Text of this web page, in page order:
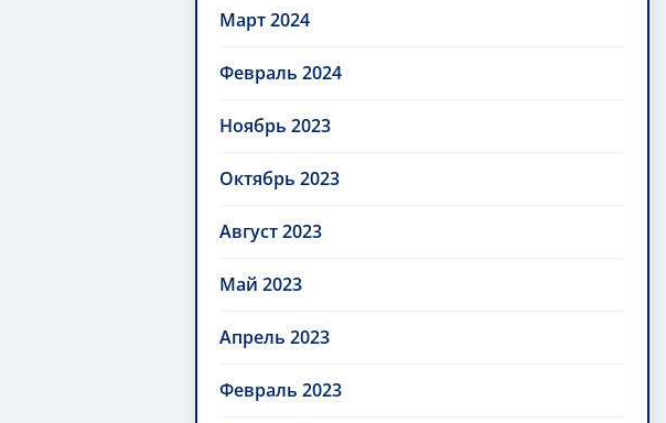
Март 2024
Февраль 2024
Ноябрь 2023
Октябрь 2023
Август 2023
Май 2023
Апрель 2023
Февраль 2023